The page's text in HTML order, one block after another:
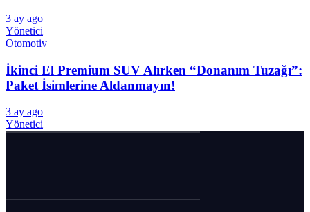
3 ay ago
Yönetici
Otomotiv
İkinci El Premium SUV Alırken “Donanım Tuzağı”:
Paket İsimlerine Aldanmayın!
3 ay ago
Yönetici